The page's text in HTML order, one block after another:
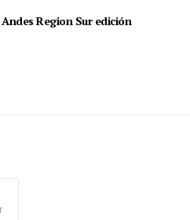
Region Sur edición